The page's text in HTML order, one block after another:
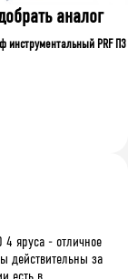
аналог
инструментальный PRF П3
яруса - отличное
действительны за
есть в